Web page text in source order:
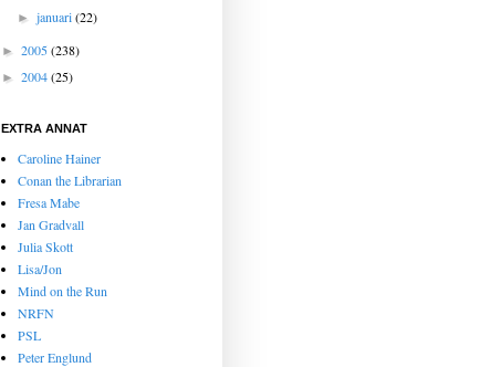
►januari(22)
► 2005(238)
► 2004(25)
EXTRA ANNAT
Caroline Hainer
Conan the Librarian
Fresa Mabe
Jan Gradvall
Julia Skott
Lisa/Jon
Mind on the Run
NRFN
PSL
Peter Englund